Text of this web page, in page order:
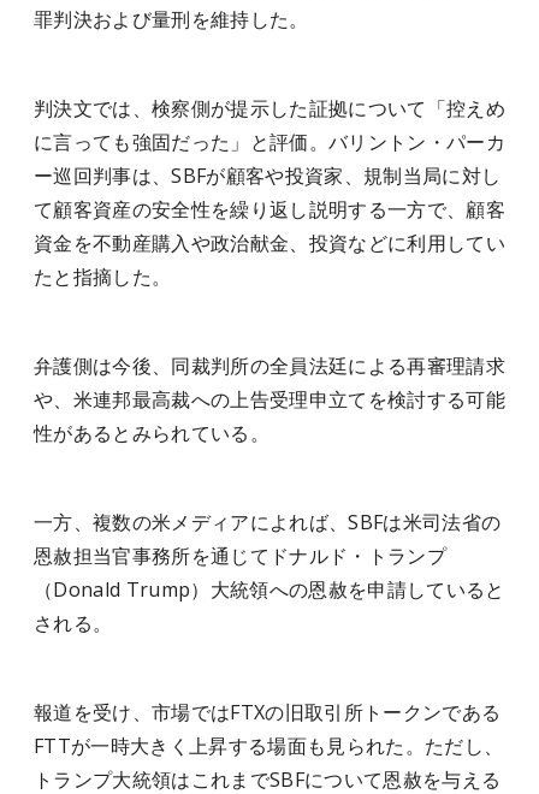
罪判決および量刑を維持した。
判決文では、検察側が提示した証拠について「控えめ
に言っても強固だった」と評価。バリントン・パーカ
ー巡回判事は、SBFが顧客や投資家、規制当局に対し
て顧客資産の安全性を繰り返し説明する一方で、顧客
資金を不動産購入や政治献金、投資などに利用してい
たと指摘した。
弁護側は今後、同裁判所の全員法廷による再審理請求
や、米連邦最高裁への上告受理申立てを検討する可能
性があるとみられている。
一方、複数の米メディアによれば、SBFは米司法省の
恩赦担当官事務所を通じてドナルド・トランプ
（Donald Trump）大統領への恩赦を申請していると
される。
報道を受け、市場ではFTXの旧取引所トークンである
FTTが一時大きく上昇する場面も見られた。ただし、
トランプ大統領はこれまでSBFについて恩赦を与える